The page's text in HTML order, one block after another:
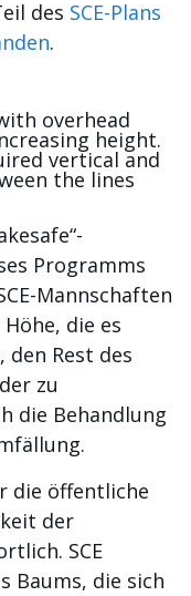
des SCE-Plans
.
Programms
Mannschaften
die es
Rest des
zu
die Behandlung
die öffentliche
der
SCE
Baums, die sich